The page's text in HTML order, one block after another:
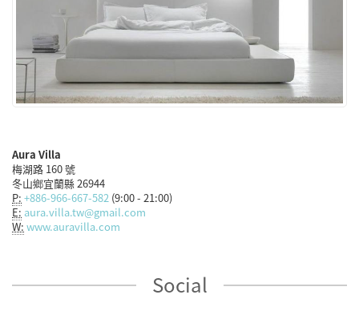
Aura Villa
梅湖路 160 號
冬山鄉宜蘭縣 26944
P: +886-966-667-582 (9:00 - 21:00)
E: aura.villa.tw@gmail.com
W: www.auravilla.com
Social